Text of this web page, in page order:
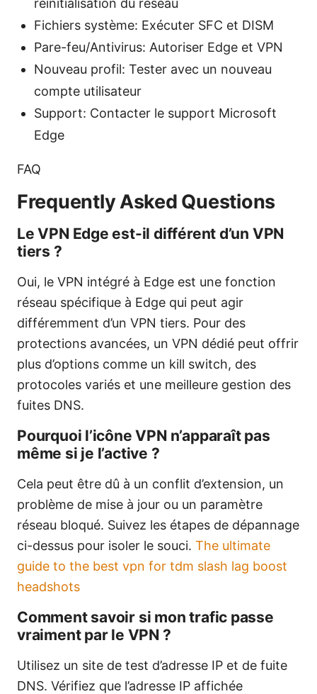
réinitialisation du réseau
Fichiers système: Exécuter SFC et DISM
Pare-feu/Antivirus: Autoriser Edge et VPN
Nouveau profil: Tester avec un nouveau
compte utilisateur
Support: Contacter le support Microsoft
Edge
FAQ
Frequently Asked Questions
Le VPN Edge est-il différent d’un VPN
tiers ?
Oui, le VPN intégré à Edge est une fonction
réseau spécifique à Edge qui peut agir
différemment d’un VPN tiers. Pour des
protections avancées, un VPN dédié peut offrir
plus d’options comme un kill switch, des
protocoles variés et une meilleure gestion des
fuites DNS.
Pourquoi l’icône VPN n’apparaît pas
même si je l’active ?
Cela peut être dû à un conflit d’extension, un
problème de mise à jour ou un paramètre
réseau bloqué. Suivez les étapes de dépannage
ci-dessus pour isoler le souci. The ultimate
guide to the best vpn for tdm slash lag boost
headshots
Comment savoir si mon trafic passe
vraiment par le VPN ?
Utilisez un site de test d’adresse IP et de fuite
DNS. Vérifiez que l’adresse IP affichée